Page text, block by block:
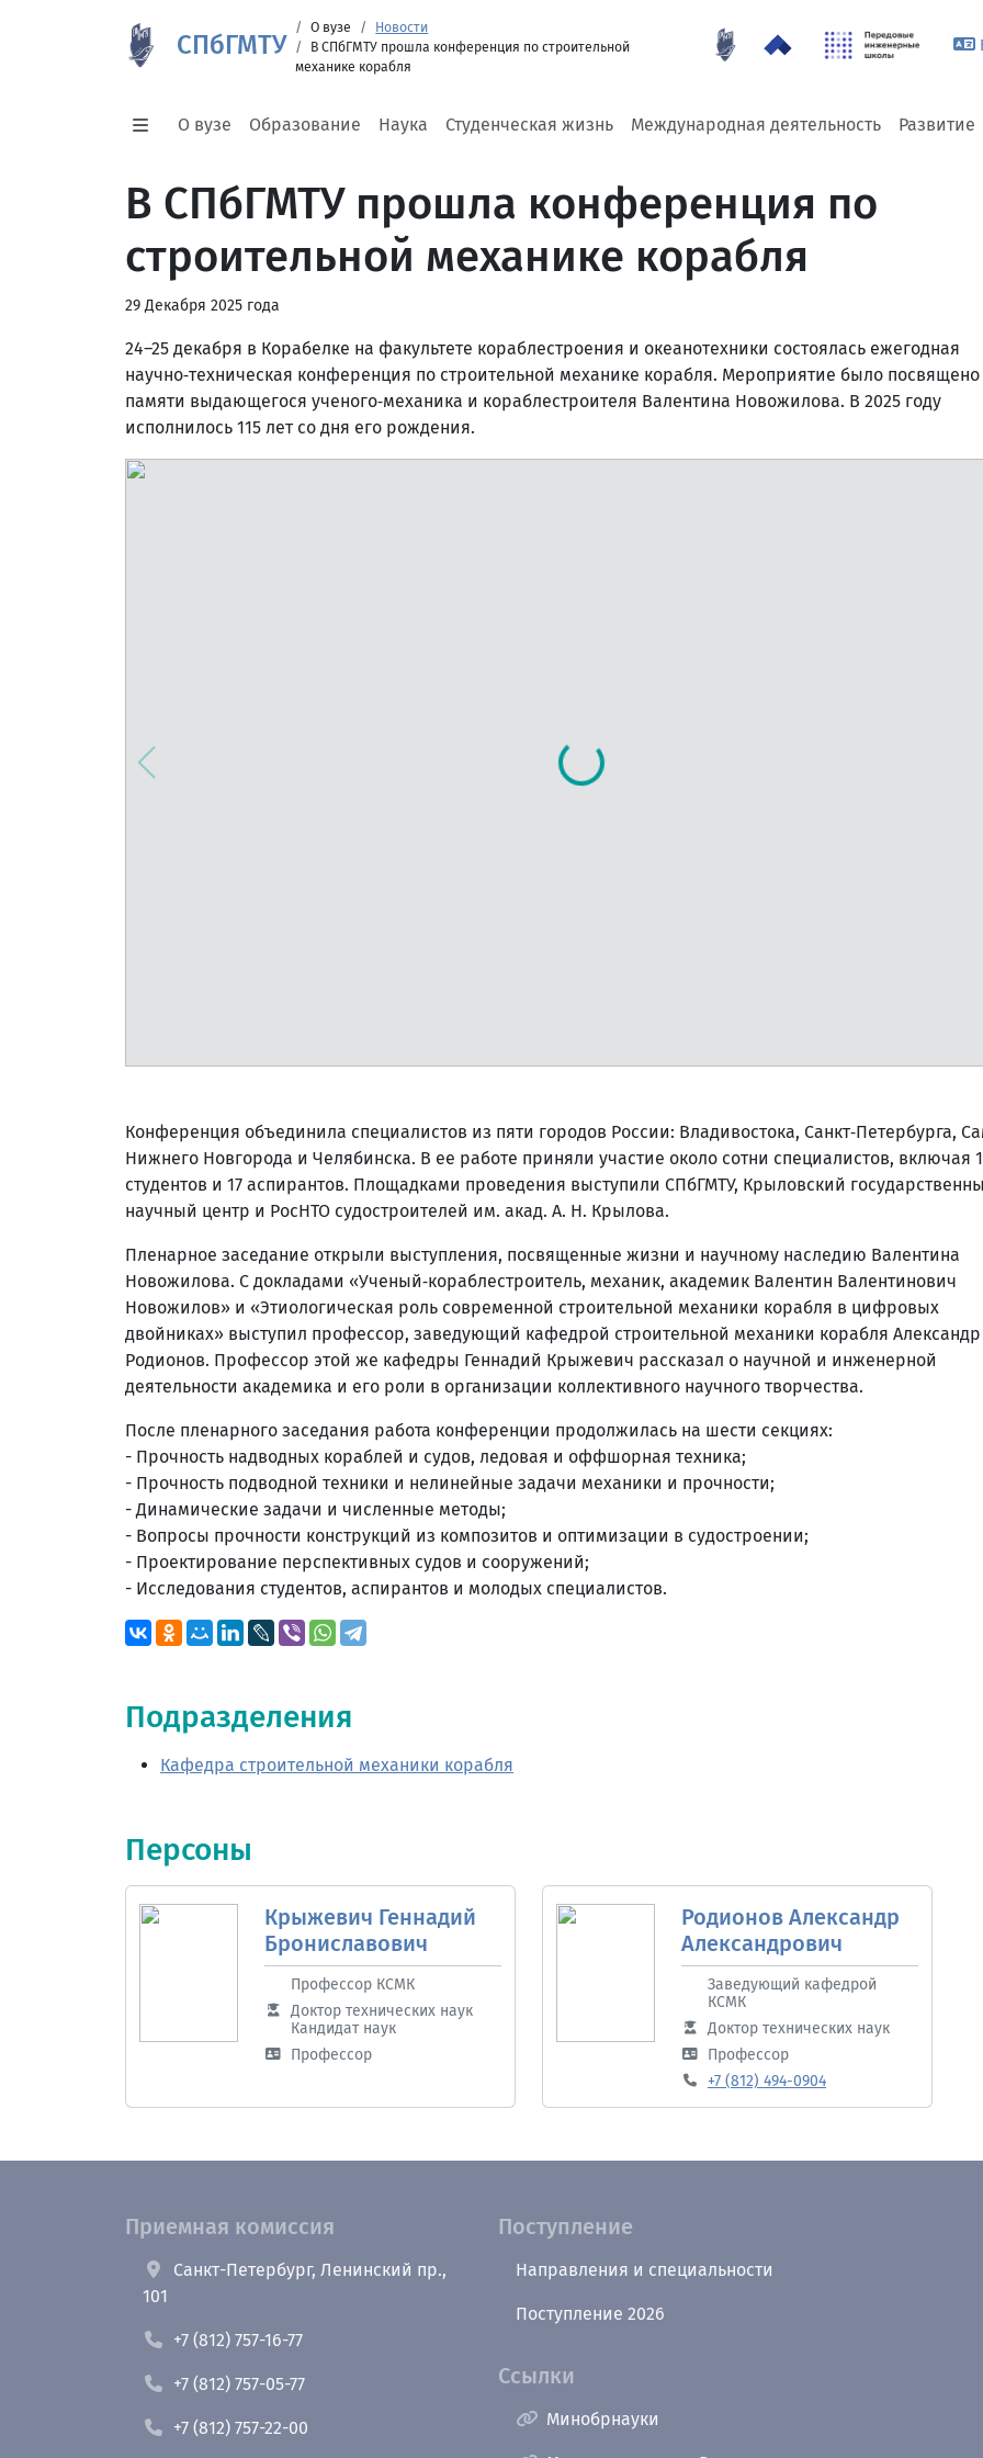
СПбГМТУ
О вузе
Новости
В СПбГМТУ прошла конференция по строительной
механике корабля
О вузе Образование Наука Студенческая жизнь Международная деятельность Развитие
В СПбГМТУ прошла конференция по
строительной механике корабля
29 Декабря 2025 года
24–25 декабря в Корабелке на факультете кораблестроения и океанотехники состоялась ежегодная
научно‑техническая конференция по строительной механике корабля. Мероприятие было посвящено
памяти выдающегося ученого‑механика и кораблестроителя Валентина Новожилова. В 2025 году
исполнилось 115 лет со дня его рождения.
Конференция объединила специалистов из пяти городов России: Владивостока, Санкт‑Петербурга,
Нижнего Новгорода и Челябинска. В ее работе приняли участие около сотни специалистов, включая
студентов и 17 аспирантов. Площадками проведения выступили СПбГМТУ, Крыловский
научный центр и РосНТО судостроителей им. акад. А. Н. Крылова.
Пленарное заседание открыли выступления, посвященные жизни и научному наследию Валентина
Новожилова. С докладами «Ученый‑кораблестроитель, механик, академик Валентин Валентинович
Новожилов» и «Этиологическая роль современной строительной механики корабля в цифровых
двойниках» выступил профессор, заведующий кафедрой строительной механики корабля Александр
Родионов. Профессор этой же кафедры Геннадий Крыжевич рассказал о научной и инженерной
деятельности академика и его роли в организации коллективного научного творчества.
После пленарного заседания работа конференции продолжилась на шести секциях:
- Прочность надводных кораблей и судов, ледовая и оффшорная техника;
- Прочность подводной техники и нелинейные задачи механики и прочности;
- Динамические задачи и численные методы;
- Вопросы прочности конструкций из композитов и оптимизации в судостроении;
- Проектирование перспективных судов и сооружений;
- Исследования студентов, аспирантов и молодых специалистов.
Подразделения
Кафедра строительной механики корабля
Персоны
Крыжевич Геннадий
Брониславович
Профессор КСМК
Доктор технических наук
Кандидат наук
Профессор
Родионов Александр
Александрович
Заведующий кафедрой
КСМК
Доктор технических наук
Профессор
+7 (812) 494-0904
Приемная комиссия
Санкт-Петербург, Ленинский пр.,
101
+7 (812) 757-16-77
+7 (812) 757-05-77
+7 (812) 757-22-00
Поступление
Направления и специальности
Поступление 2026
Ссылки
Минобрнауки